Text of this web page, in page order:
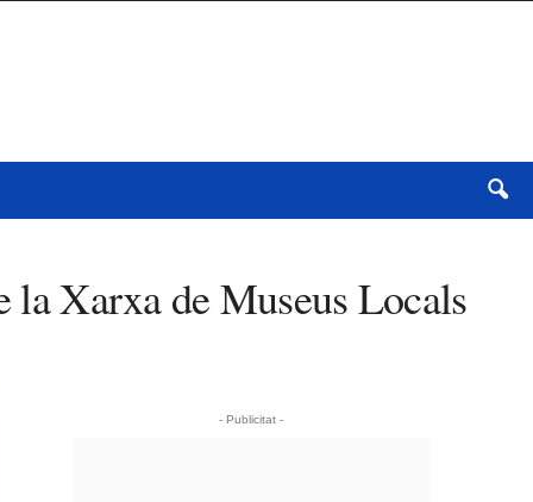
la Xarxa de Museus Locals
- Publicitat -